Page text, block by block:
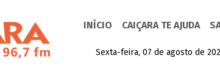
INÍCIO CAIÇARA TE AJUDA
Sexta-feira, 07 de agosto de